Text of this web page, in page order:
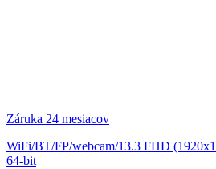
Záruka 24 mesiacov
WiFi/BT/FP/webcam/13.3 FHD
64-bit